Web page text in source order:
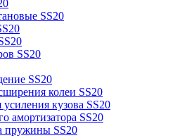
SS20
SS20
SS20
колеи SS20
кузова SS20
амортизатора SS20
пружины SS20